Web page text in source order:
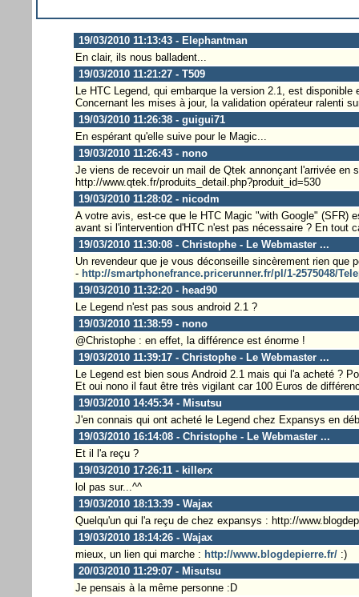
19/03/2010 11:13:43 - Elephantman
En clair, ils nous balladent...
19/03/2010 11:21:27 - T509
Le HTC Legend, qui embarque la version 2.1, est disponible
Concernant les mises à jour, la validation opérateur ralenti
19/03/2010 11:26:38 - guigui71
En espérant qu'elle suive pour le Magic...
19/03/2010 11:26:43 - nono
Je viens de recevoir un mail de Qtek annonçant l'arrivée en
http://www.qtek.fr/produits_detail.php?produit_id=530
19/03/2010 11:28:02 - nicodm
A votre avis, est-ce que le HTC Magic "with Google" (SFR)
avant si l'intervention d'HTC n'est pas nécessaire ? En tout
19/03/2010 11:30:08 - Christophe - Le Webmaster ...
Un revendeur que je vous déconseille sincèrement rien que
- http://smartphonefrance.pricerunner.fr/pl/1-2575048/
19/03/2010 11:32:20 - head90
Le Legend n'est pas sous android 2.1 ?
19/03/2010 11:38:59 - nono
@Christophe : en effet, la différence est énorme !
19/03/2010 11:39:17 - Christophe - Le Webmaster ...
Le Legend est bien sous Android 2.1 mais qui l'a acheté ?
Et oui nono il faut être très vigilant car 100 Euros de
19/03/2010 14:45:34 - Misutsu
J'en connais qui ont acheté le Legend chez Expansys en
19/03/2010 16:14:08 - Christophe - Le Webmaster ...
Et il l'a reçu ?
19/03/2010 17:26:11 - killerx
lol pas sur...^^
19/03/2010 18:13:39 - Wajax
Quelqu'un qui l'a reçu de chez expansys : http://
19/03/2010 18:14:26 - Wajax
mieux, un lien qui marche : http://www.blogdepierre.fr/:)
20/03/2010 11:29:07 - Misutsu
Je pensais à la même personne :D